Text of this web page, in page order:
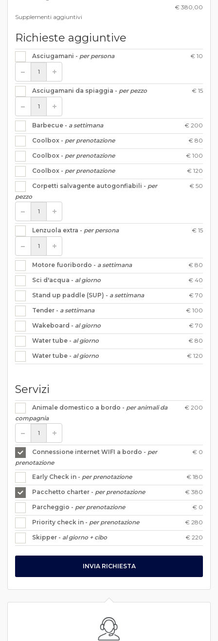
€ 380,00
Supplementi aggiuntivi
Richieste aggiuntive
Asciugamani - per persona € 10
Asciugamani da spiaggia - per pezzo € 15
Barbecue - a settimana € 200
Coolbox - per prenotazione € 80
Coolbox - per prenotazione € 100
Coolbox - per prenotazione € 120
Corpetti salvagente autogonfiabili - per
pezzo
€ 50
Lenzuola extra - per persona € 15
Motore fuoribordo - a settimana € 80
Sci d'acqua - al giorno € 40
Stand up paddle (SUP) - a settimana € 70
Tender - a settimana € 100
Wakeboard - al giorno € 70
Water tube - al giorno € 80
Water tube - al giorno € 120
Servizi
Animale domestico a bordo - per animali da
compagnia
€ 200
Connessione internet WIFI a bordo - per
prenotazione
€ 0
Early Check in - per prenotazione € 180
Pacchetto charter - per prenotazione € 380
Parcheggio - per prenotazione € 0
Priority check in - per prenotazione € 280
Skipper - al giorno + cibo € 220
INVIA RICHIESTA